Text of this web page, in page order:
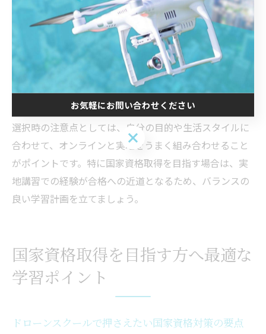
習は、法規や基礎知識を自宅で効率的に学べる点がメリ
ットですが、実技力の向上には限界があります。
一方、実地講習では、現場での操縦体験や講師から直接
指導を受けることで、即戦力となるスキルを習得可能で
す。ただし、天候や日程調整が必要な場合もあるため、
スケジュールの柔軟性が求められます。
選択時の注意点としては、自分の目的や生活スタイルに
合わせて、オンラインと実地をうまく組み合わせること
がポイントです。特に国家資格取得を目指す場合は、実
地講習での経験が合格への近道となるため、バランスの
良い学習計画を立てましょう。
国家資格取得を目指す方へ最適な
学習ポイント
ドローンスクールで押さえたい国家資格対策の要点
お気軽にお問い合わせください
お気軽にお問い合わせください